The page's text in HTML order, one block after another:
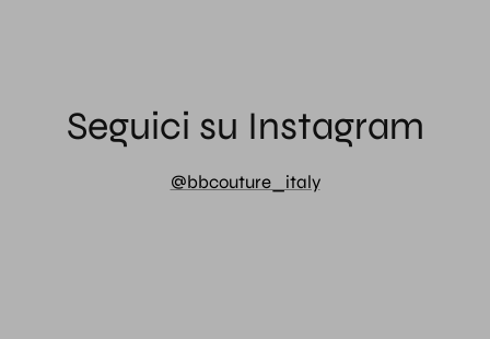
Seguici su Instagram
@bbcouture_italy